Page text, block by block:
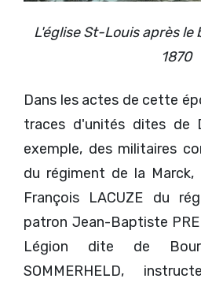
L'église St-Louis après
1870
Dans les actes de cette
traces d'unités dites de
exemple, des militaires
du régiment de la Marck,
François LACUZE du
patron Jean-Baptiste
Légion dite de
SOMMERHELD,